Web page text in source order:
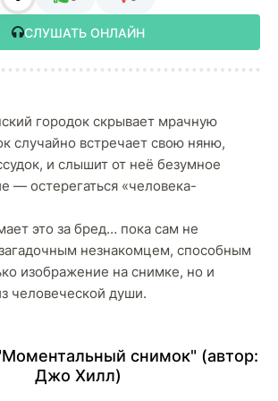
СЛУШАТЬ ОНЛАЙН
городок скрывает мрачную
случайно встречает свою няню,
и слышит от неё безумное
— остерегаться «человека-
это за бред… пока сам не
незнакомцем, способным
изображение на снимке, но и
человеческой души.
снимок" (автор:
Джо Хилл)